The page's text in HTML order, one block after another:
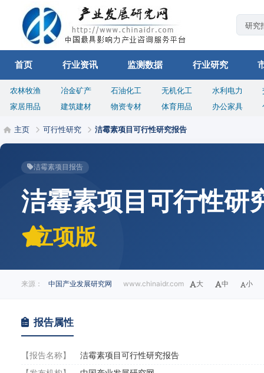
首页 行业资讯 监测数据 行业研究
农林牧渔 冶金矿产 石油化工 无机化工 水利电力
家居用品
建筑建材 物资专材 体育用品 办公家具
主页 可行性研究 洁霉素项目可行性研究报告
洁霉素项目报告
洁霉素项目可行性研
立项版
来源： 中国产业发展研究网 www.chinaidr.com 大 中 小
报告属性
【报告名称】
洁霉素项目可行性研究报告